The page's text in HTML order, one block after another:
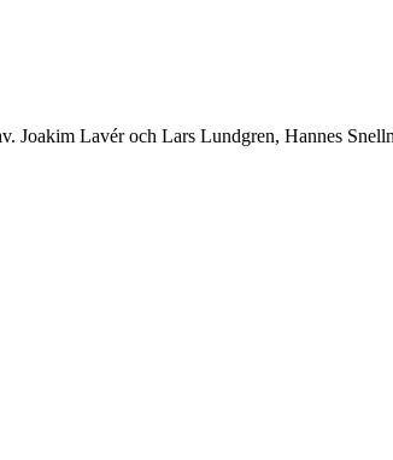
Joakim Lavér och Lars Lundgren, Hannes